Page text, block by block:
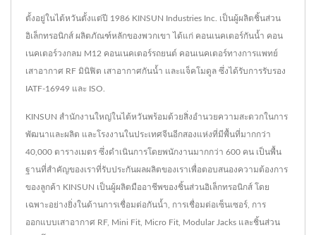
ตั้งอยู่ในไต้หวันตั้งแต่ปี 1986 KINSUN Industries Inc. เป็นผู้ผลิตชิ้นส่วน
อิเล็กทรอนิกส์ ผลิตภัณฑ์หลักของพวกเขา ได้แก่ คอนเนคเตอร์กันน้ำ คอน
เนคเตอร์วงกลม M12 คอนเนคเตอร์รถยนต์ คอนเนคเตอร์ทางการแพทย์
เสาอากาศ RF มินิฟิต เสาอากาศกันน้ำ และแจ็คโมดูล ซึ่งได้รับการรับรอง
IATF-16949 และ ISO.
KINSUN สำนักงานใหญ่ในไต้หวันพร้อมด้วยสิ่งอำนวยความสะดวกในการ
พัฒนาและผลิต และโรงงานในประเทศจีนอีกสองแห่งที่มีพื้นที่มากกว่า
40,000 ตารางเมตร ซึ่งดำเนินการโดยพนักงานมากกว่า 600 คน เป็นพื้น
ฐานที่สำคัญของเราที่รับประกันผลผลิตของเราเพื่อตอบสนองความต้องการ
ของลูกค้า KINSUN เป็นผู้ผลิตมืออาชีพของชิ้นส่วนอิเล็กทรอนิกส์ โดย
เฉพาะอย่างยิ่งในด้านการเชื่อมต่อกันน้ำ, การเชื่อมต่อเซ็นเซอร์, การ
ออกแบบเสาอากาศ RF, Mini Fit, Micro Fit, Modular Jacks และชิ้นส่วน